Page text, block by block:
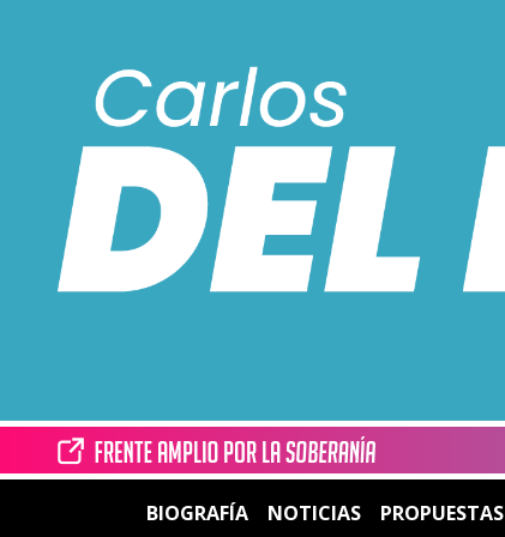
BIOGRAFÍA NOTICIAS PROPUESTAS